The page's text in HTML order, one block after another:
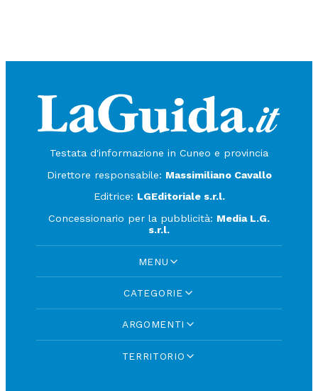
Testata d'informazione in Cuneo e provincia
Direttore responsabile: Massimiliano Cavallo
Editrice: LGEditoriale s.r.l.
Concessionario per la pubblicità: Media L.G.
s.r.l.
MENU
CATEGORIE
ARGOMENTI
TERRITORIO